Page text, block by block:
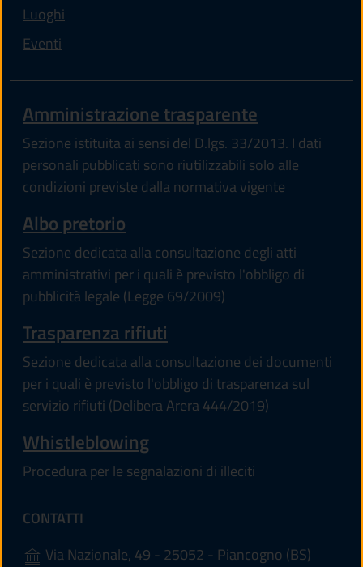
Luoghi
Eventi
Amministrazione trasparente
Sezione istituita ai sensi del D.lgs. 33/2013. I dati
personali pubblicati sono riutilizzabili solo alle
condizioni previste dalla normativa vigente
Albo pretorio
Sezione dedicata alla consultazione degli atti
amministrativi per i quali è previsto l'obbligo di
pubblicità legale (Legge 69/2009)
Trasparenza rifiuti
Sezione dedicata alla consultazione dei documenti
per i quali è previsto l'obbligo di trasparenza sul
servizio rifiuti (Delibera Arera 444/2019)
Whistleblowing
Procedura per le segnalazioni di illeciti
CONTATTI
Via Nazionale, 49 - 25052 - Piancogno (BS)